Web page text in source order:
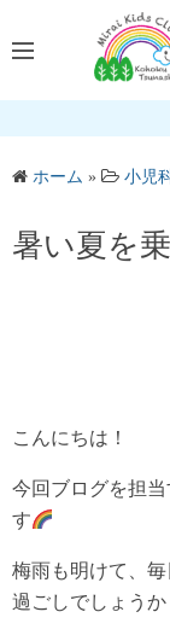
ン
ツ
へ
ホーム » 小児
暑い夏を
こんにちは！
今回ブログを担
す
梅雨も明けて、
過ごしでしょうか